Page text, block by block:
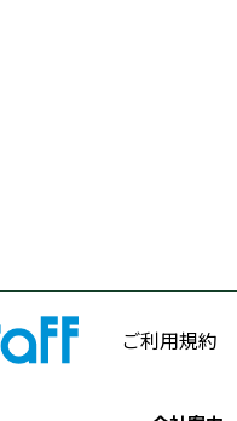
ご利用規約